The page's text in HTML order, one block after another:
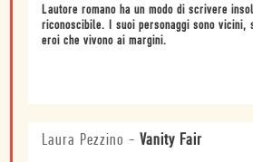
Lautore romano ha un modo di scrivere
riconoscibile. I suoi personaggi sono vicini,
eroi che vivono ai margini.
Laura Pezzino - Vanity Fair